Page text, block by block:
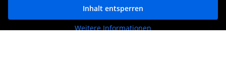
Inhalt entsperren
Weitere Informationen